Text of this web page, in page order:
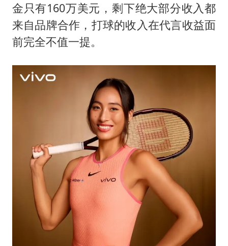
金只有160万美元，剩下绝大部分收入都
来自品牌合作，打球的收入在代言收益面
前完全不值一提。